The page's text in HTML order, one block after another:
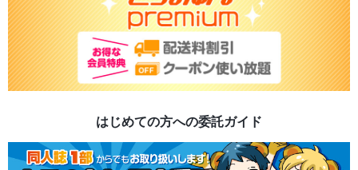
はじめての方への委託ガイド